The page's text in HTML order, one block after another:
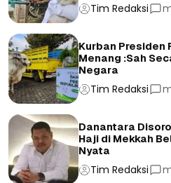
Tim Redaksi
Kurban Presiden
Menang :Sah
Negara
Tim Redaksi
Danantara
Haji di Mekkah
Nyata
Tim Redaksi